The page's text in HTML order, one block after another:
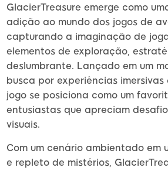
GlacierTreasure emerge como
adição ao mundo dos jogos de
capturando a imaginação de
elementos de exploração,
deslumbrante. Lançado em um
busca por experiências
jogo se posiciona como um
entusiastas que apreciam
visuais.
Com um cenário ambientado em
e repleto de mistérios,